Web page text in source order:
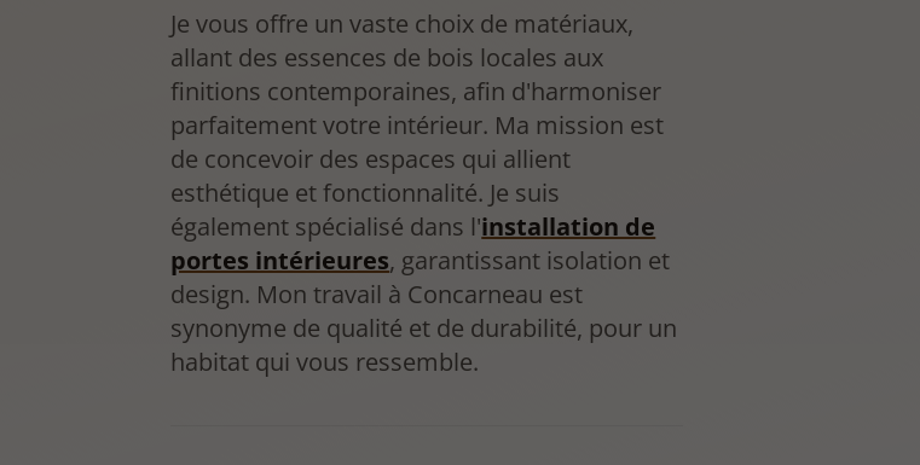
Je vous offre un vaste choix de matériaux,
allant des essences de bois locales aux
finitions contemporaines, afin d'harmoniser
parfaitement votre intérieur. Ma mission est
de concevoir des espaces qui allient
esthétique et fonctionnalité. Je suis
également spécialisé dans l'installation de
portes intérieures, garantissant isolation et
design. Mon travail à Concarneau est
synonyme de qualité et de durabilité, pour un
habitat qui vous ressemble.